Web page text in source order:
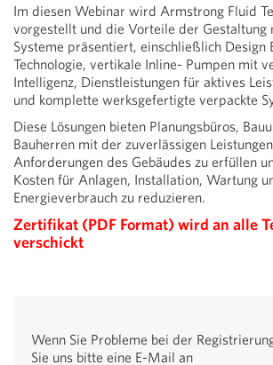
Im diesen Webinar wird Armstrong Fluid
vorgestellt und die Vorteile der
Systeme präsentiert, einschließlich Design
Technologie, vertikale Inline- Pumpen mit
Intelligenz, Dienstleistungen für aktives
und komplette werksgefertigte verpackte
Diese Lösungen bieten Planungsbüros,
Bauherren mit der zuverlässigen
Anforderungen des Gebäudes zu erfüllen
Kosten für Anlagen, Installation, Wartung
Energieverbrauch zu reduzieren.
Zertifikat (PDF Format) wird an alle
verschickt
Wenn Sie Probleme bei der
Sie uns bitte eine E-Mail an